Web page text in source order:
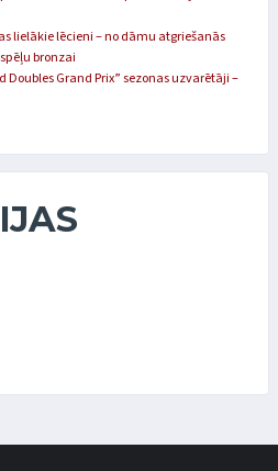
lielākie lēcieni – no dāmu atgriešanās
bronzai
Doubles Grand Prix” sezonas uzvarētāji –